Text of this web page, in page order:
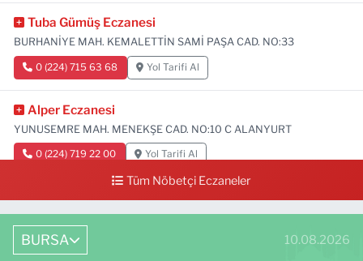
Tuba Gümüş Eczanesi
BURHANİYE MAH. KEMALETTİN SAMİ PAŞA CAD. NO:33
0 (224) 715 63 68 Yol Tarifi Al
Alper Eczanesi
YUNUSEMRE MAH. MENEKŞE CAD. NO:10 C ALANYURT
0 (224) 719 22 00 Yol Tarifi Al
Tüm Nöbetçi Eczaneler
BURSA 10.08.2026